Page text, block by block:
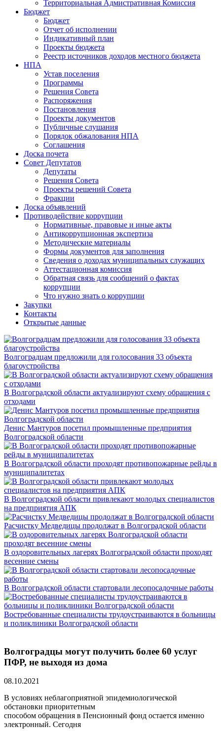
Территориальная Адмистративная Комиссия
Бюджет
Бюджет
Отчет об исполнении
Индикативный план
Проекты бюджета
Реестр источников доходов местного бюджета
НПА
Устав поселения
Программы
Решения Совета
Распоряжения
Постановления
Проекты документов
Публичные слушания
Порядок обжалования НПА
Соглашения
Доска почета
Совет Депутатов
Депутаты
Решения Совета
Проекты решений Совета
Фракции
Доска объявлений
Противодействие коррупции
Нормативные, правовые и иные акты
Антикоррупционная экспертиза
Методические материалы
Формы документов для заполнения
Сведения о доходах муниципальных служащих
Аттестационная комиссия
Обратная связь для сообщений о фактах
коррупции
Что нужно знать о коррупции
Закупки
Контакты
Открытые данные
Волгоградцам предложили для голосования 33 объекта
благоустройства
В Волгоградской области актуализируют схему обращения с
отходами
Денис Мантуров посетил промышленные предприятия
Волгоградской области
В Волгоградской области проходят противопожарные рейды в
муниципалитетах
В Волгоградской области привлекают молодых специалистов
на предприятия АПК
Расчистку Медведицы продолжат в Волгоградской области
В оздоровительных лагерях Волгоградской области проходят
весенние смены
В Волгоградской области стартовали лесопосадочные работы
Востребованные специалисты трудоустраиваются в больницы
и поликлиники Волгоградской области
Волгоградцы могут получить более 60 услуг
ПФР, не выходя из дома
08.10.2021
В условиях неблагоприятной эпидемиологической
обстановки приоритетным
способом обращения в Пенсионный фонд остается именно
электронный. Сегодня